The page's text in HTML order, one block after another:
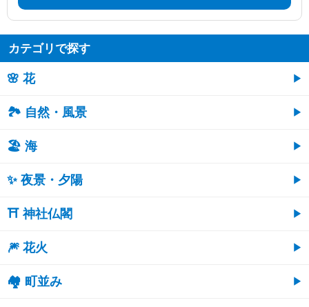
カテゴリで探す
🌸 花
🏞️ 自然・風景
🏖 海
✨ 夜景・夕陽
⛩ 神社仏閣
🎆 花火
🏘 町並み